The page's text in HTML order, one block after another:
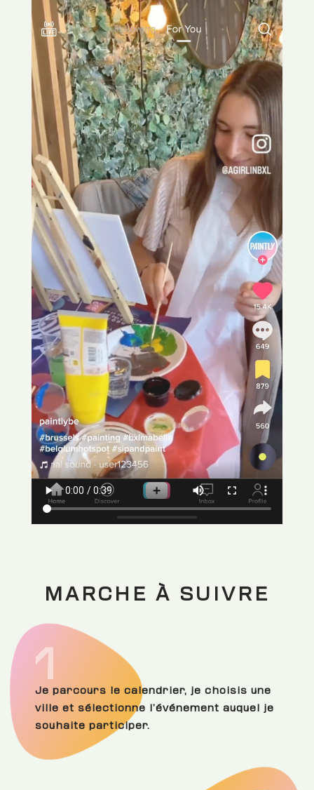
MARCHE À SUIVRE
1
Je parcours le calendrier, je choisis une
ville et sélectionne l’événement auquel je
souhaite participer.